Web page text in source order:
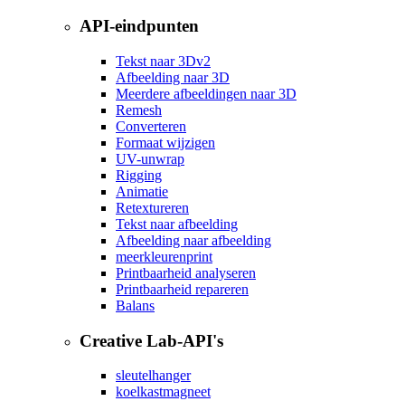
API-eindpunten
Tekst naar 3Dv2
Afbeelding naar 3D
Meerdere afbeeldingen naar 3D
Remesh
Converteren
Formaat wijzigen
UV-unwrap
Rigging
Animatie
Retextureren
Tekst naar afbeelding
Afbeelding naar afbeelding
meerkleurenprint
Printbaarheid analyseren
Printbaarheid repareren
Balans
Creative Lab-API's
sleutelhanger
koelkastmagneet